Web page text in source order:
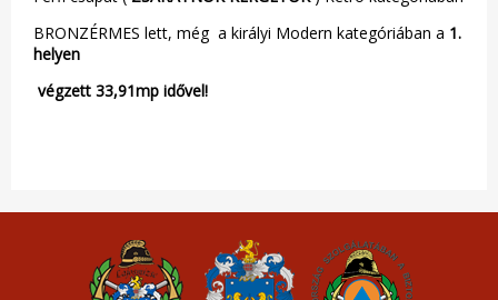
BRONZÉRMES lett, még a királyi Modern kategóriában a 1.
helyen
végzett 33,91mp idővel!